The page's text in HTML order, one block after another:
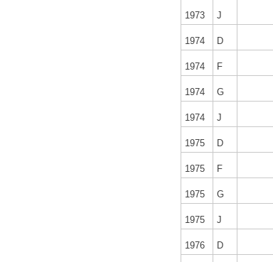
1973 J
1974 D
1974 F
1974 G
1974 J
1975 D
1975 F
1975 G
1975 J
1976 D